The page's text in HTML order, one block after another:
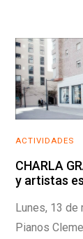
ACTIVIDADES
CHARLA
y artistas
Lunes, 13 de
Pianos